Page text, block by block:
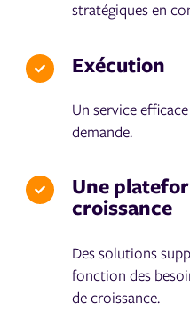
stratégiques en
Exécution
Un service
demande.
Une
croissance
Des solutions
fonction des
de croissance.